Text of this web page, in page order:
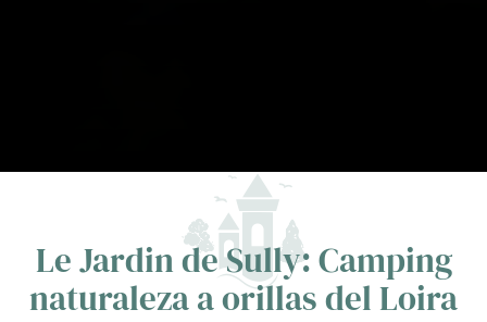
Le Jardin de Sully: Camping
naturaleza a orillas del Loira